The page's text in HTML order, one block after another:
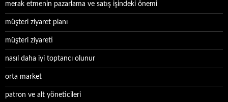
merak etmenin pazarlama ve satış işindeki önemi
müşteri ziyaret planı
müşteri ziyareti
nasıl daha iyi toptancı olunur
orta market
patron ve alt yöneticileri